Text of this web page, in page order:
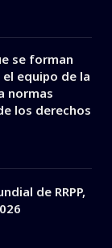
se forman
equipo de la
normas
los derechos
de RRPP,